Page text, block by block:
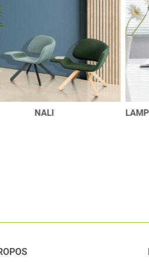
DE BUREAU LED MAUL-GRACE